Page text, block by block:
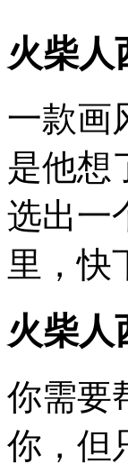
火柴人
一款画
是他想
选出一
里，快
火柴人
你需要
你，但